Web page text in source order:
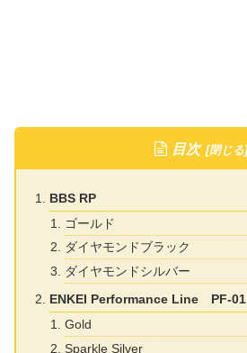
目次
BBS RP
ゴールド
ダイヤモンドブラック
ダイヤモンドシルバー
ENKEI Performance Line PF-01
Gold
Sparkle Silver